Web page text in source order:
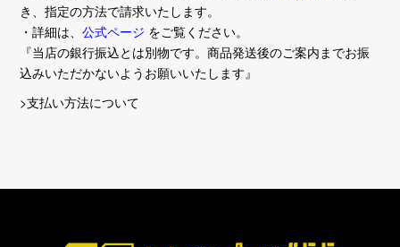
き、指定の方法で請求いたします。
・詳細は、公式ページ をご覧ください。
『当店の銀行振込とは別物です。商品発送後のご案内までお振
込みいただかないようお願いいたします』
>支払い方法について